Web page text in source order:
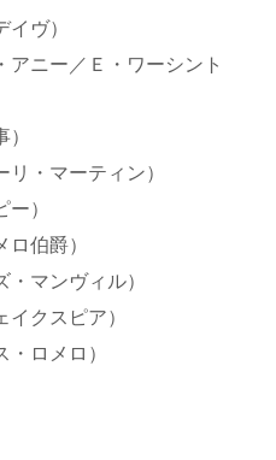
ヴ）
アニー／Ｅ・ワーシント
・マーティン）
）
伯爵）
マンヴィル）
クスピア）
ロメロ）